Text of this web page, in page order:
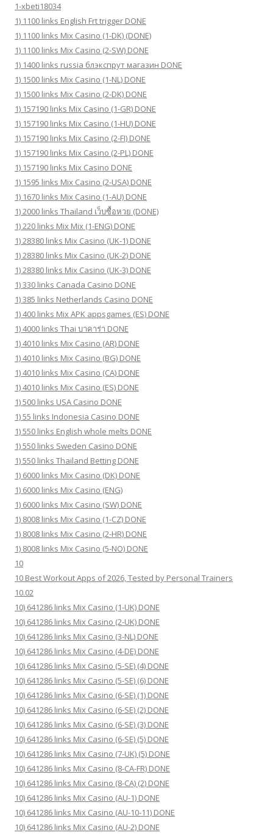
1-xbeti18034
1) 1100 links English Frt trigger DONE
1) 1100 links Mix Casino (1-DK) (DONE)
1) 1100 links Mix Casino (2-SW) DONE
1) 1400 links russia блэкспрут магазин DONE
1) 1500 links Mix Casino (1-NL) DONE
1) 1500 links Mix Casino (2-DK) DONE
1) 157190 links Mix Casino (1-GR) DONE
1) 157190 links Mix Casino (1-HU) DONE
1) 157190 links Mix Casino (2-FI) DONE
1) 157190 links Mix Casino (2-PL) DONE
1) 157190 links Mix Casino DONE
1) 1595 links Mix Casino (2-USA) DONE
1) 1670 links Mix Casino (1-AU) DONE
1) 2000 links Thailand เว็บซื้อหวย (DONE)
1) 220 links Mix Mix (1-ENG) DONE
1) 28380 links Mix Casino (UK-1) DONE
1) 28380 links Mix Casino (UK-2) DONE
1) 28380 links Mix Casino (UK-3) DONE
1) 330 links Canada Casino DONE
1) 385 links Netherlands Casino DONE
1) 400 links Mix APK appsgames (ES) DONE
1) 4000 links Thai บาคาร่า DONE
1) 4010 links Mix Casino (AR) DONE
1) 4010 links Mix Casino (BG) DONE
1) 4010 links Mix Casino (CA) DONE
1) 4010 links Mix Casino (ES) DONE
1) 500 links USA Casino DONE
1) 55 links Indonesia Casino DONE
1) 550 links English whole melts DONE
1) 550 links Sweden Casino DONE
1) 550 links Thailand Betting DONE
1) 6000 links Mix Casino (DK) DONE
1) 6000 links Mix Casino (ENG)
1) 6000 links Mix Casino (SW) DONE
1) 8008 links Mix Casino (1-CZ) DONE
1) 8008 links Mix Casino (2-HR) DONE
1) 8008 links Mix Casino (5-NO) DONE
10
10 Best Workout Apps of 2026, Tested by Personal Trainers
10.02
10) 641286 links Mix Casino (1-UK) DONE
10) 641286 links Mix Casino (2-UK) DONE
10) 641286 links Mix Casino (3-NL) DONE
10) 641286 links Mix Casino (4-DE) DONE
10) 641286 links Mix Casino (5-SE) (4) DONE
10) 641286 links Mix Casino (5-SE) (6) DONE
10) 641286 links Mix Casino (6-SE) (1) DONE
10) 641286 links Mix Casino (6-SE) (2) DONE
10) 641286 links Mix Casino (6-SE) (3) DONE
10) 641286 links Mix Casino (6-SE) (5) DONE
10) 641286 links Mix Casino (7-UK) (5) DONE
10) 641286 links Mix Casino (8-CA-FR) DONE
10) 641286 links Mix Casino (8-CA) (2) DONE
10) 641286 links Mix Casino (AU-1) DONE
10) 641286 links Mix Casino (AU-10-11) DONE
10) 641286 links Mix Casino (AU-2) DONE